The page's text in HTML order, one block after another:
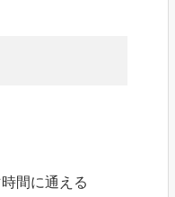
間に通える